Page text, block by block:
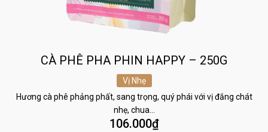
CÀ PHÊ PHA PHIN HAPPY – 250G
Vị Nhẹ
Hương cà phê phảng phất, sang trọng, quý phái với vị đắng chát
nhẹ, chua…
106.000₫